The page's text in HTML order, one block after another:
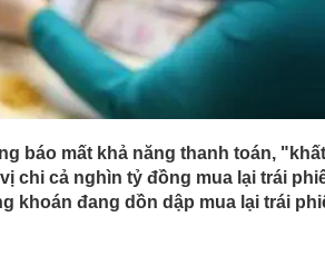
điện than nhiều nhất 10 năm: Vì sao?
báo mất khả năng thanh toán,
chi cả nghìn tỷ đồng mua lại trái
khoán đang dồn dập mua lại trái